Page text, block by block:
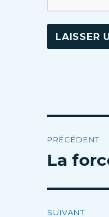
de
PRÉCÉDENT
Article
La
SUIVANT